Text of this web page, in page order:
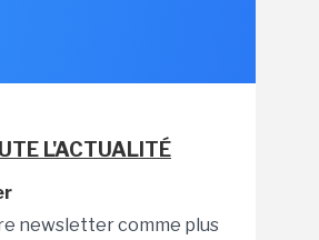
L'ACTUALITÉ
newsletter comme plus